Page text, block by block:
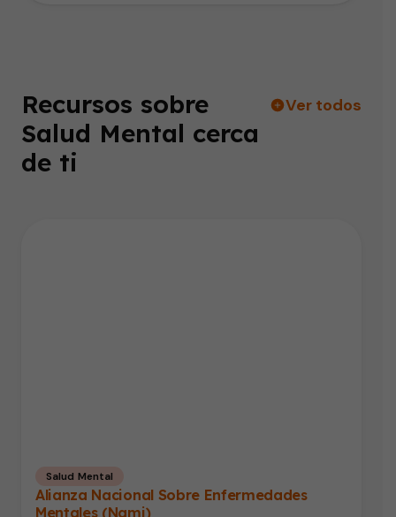
Recursos sobre
Salud Mental cerca
de ti
Ver todos
Salud Mental
Alianza Nacional Sobre Enfermedades
Mentales (Nami)